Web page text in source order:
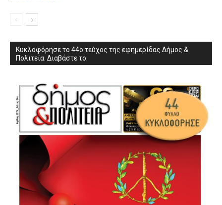
Κυκλοφόρησε το 44ο τεύχος της εφημερίδας Δήμος &
Πολιτεία. Διαβάστε το: